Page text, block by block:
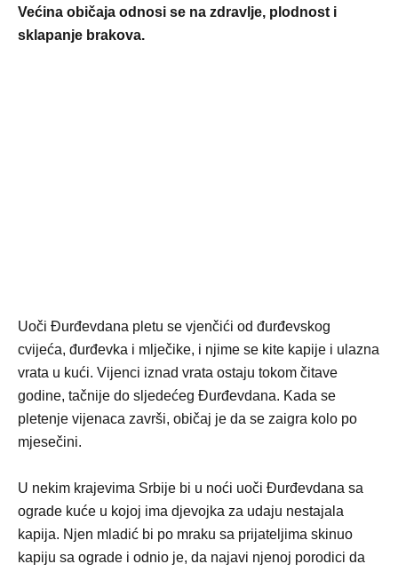
Većina običaja odnosi se na zdravlje, plodnost i
sklapanje brakova.
Uoči Đurđevdana pletu se vjenčići od đurđevskog
cvijeća, đurđevka i mlječike, i njime se kite kapije i ulazna
vrata u kući. Vijenci iznad vrata ostaju tokom čitave
godine, tačnije do sljedećeg Đurđevdana. Kada se
pletenje vijenaca završi, običaj je da se zaigra kolo po
mjesečini.
U nekim krajevima Srbije bi u noći uoči Đurđevdana sa
ograde kuće u kojoj ima djevojka za udaju nestajala
kapija. Njen mladić bi po mraku sa prijateljima skinuo
kapiju sa ograde i odnio je, da najavi njenoj porodici da